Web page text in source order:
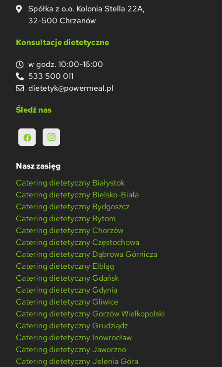
Spółka z o.o. Kolonia Stella 22A,
32-500 Chrzanów
Konsultacje dietetyczne
w godz. 10:00-16:00
533 500 011
dietetyk@powermeal.pl
Śledź nas
Nasz zasięg
Catering dietetyczny Białystok
Catering dietetyczny Bielsko-Biała
Catering dietetyczny Bydgoszcz
Catering dietetyczny Bytom
Catering dietetyczny Chorzów
Catering dietetyczny Częstochowa
Catering dietetyczny Dąbrowa Górnicza
Catering dietetyczny Elbląg
Catering dietetyczny Gdańsk
Catering dietetyczny Gdynia
Catering dietetyczny Gliwice
Catering dietetyczny Gorzów Wielkopolski
Catering dietetyczny Grudziądz
Catering dietetyczny Inowrocław
Catering dietetyczny Jaworzno
Catering dietetyczny Jelenia Góra